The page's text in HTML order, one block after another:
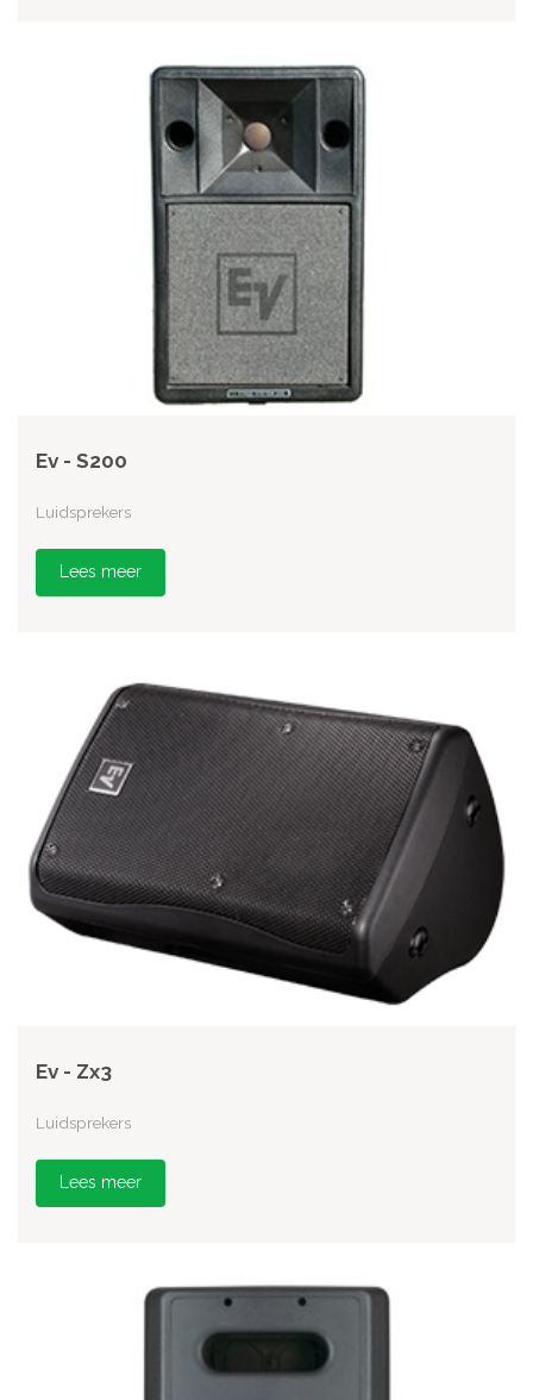
Ev - S200
Luidsprekers
Lees meer
Ev - Zx3
Luidsprekers
Lees meer